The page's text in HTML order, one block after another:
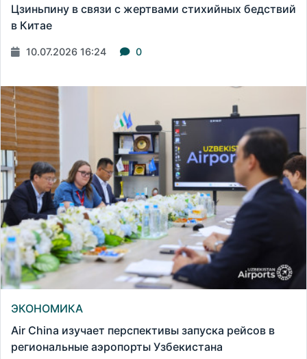
Цзиньпину в связи с жертвами стихийных бедствий
в Китае
10.07.2026 16:24 0
ЭКОНОМИКА
Air China изучает перспективы запуска рейсов в
региональные аэропорты Узбекистана